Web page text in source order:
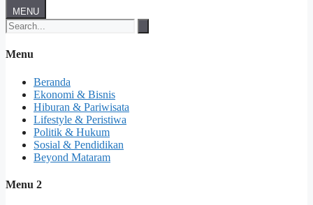
MENU
Menu
Beranda
Ekonomi & Bisnis
Hiburan & Pariwisata
Lifestyle & Peristiwa
Politik & Hukum
Sosial & Pendidikan
Beyond Mataram
Menu 2